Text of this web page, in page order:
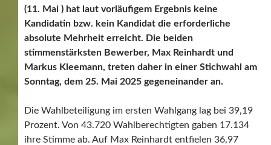
(11. Mai ) hat laut vorläufigem Ergebnis keine
Kandidatin bzw. kein Kandidat die erforderliche
absolute Mehrheit erreicht. Die beiden
stimmenstärksten Bewerber, Max Reinhardt und
Markus Kleemann, treten daher in einer Stichwahl am
Sonntag, dem 25. Mai 2025 gegeneinander an.
Die Wahlbeteiligung im ersten Wahlgang lag bei 39,19
Prozent. Von 43.720 Wahlberechtigten gaben 17.134
ihre Stimme ab. Auf Max Reinhardt entfielen 36,97